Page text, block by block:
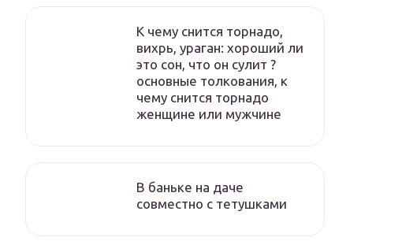
К чему снится торнадо,
вихрь, ураган: хороший ли
это сон, что он сулит ?
основные толкования, к
чему снится торнадо
женщине или мужчине
В баньке на даче
совместно с тетушками